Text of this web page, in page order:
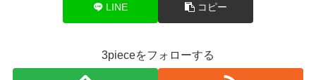
LINE コピー
3pieceをフォローする